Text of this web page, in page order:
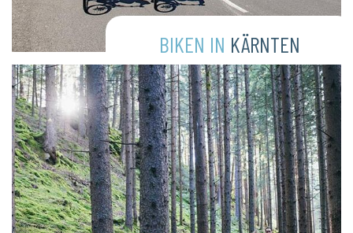
BIKEN IN KÄRNTEN